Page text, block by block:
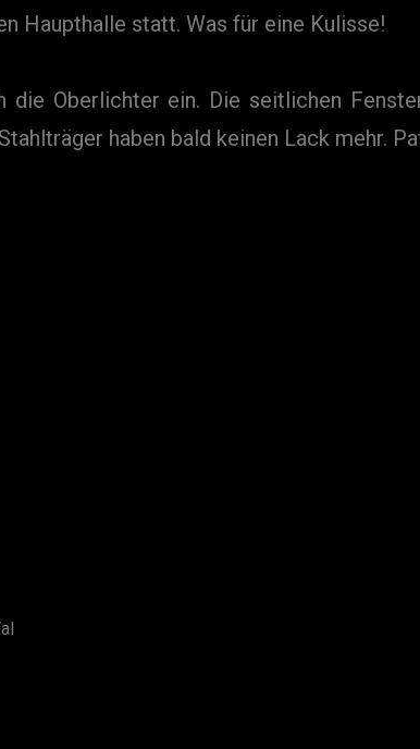
Haupthalle statt. Was für eine Kulisse!
Oberlichter ein. Die seitlichen
haben bald keinen Lack mehr.